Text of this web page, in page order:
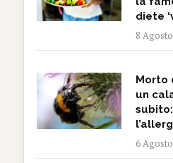
diete
8
Morto
un
6